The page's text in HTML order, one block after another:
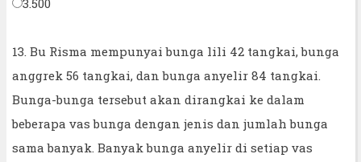
13. Bu Risma mempunyai bunga lili 42 tangkai, bunga
anggrek 56 tangkai, dan bunga anyelir 84 tangkai.
Bunga-bunga tersebut akan dirangkai ke dalam
beberapa vas bunga dengan jenis dan jumlah bunga
sama banyak. Banyak bunga anyelir di setiap vas